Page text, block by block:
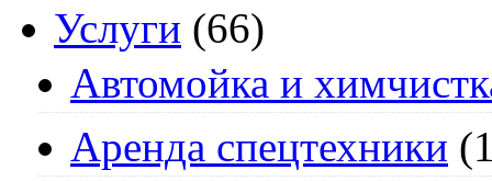
Услуги (66)
Автомойка и
Аренда спецтехники